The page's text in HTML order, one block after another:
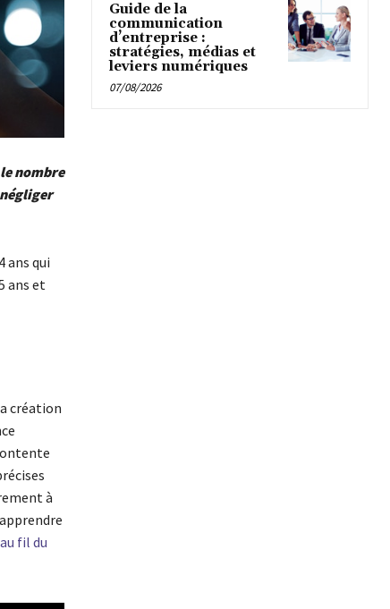
nombre
négliger
ans qui
ans et
création
à
fil du
Guide de la
communication
d’entreprise :
stratégies, médias et
leviers numériques
07/08/2026